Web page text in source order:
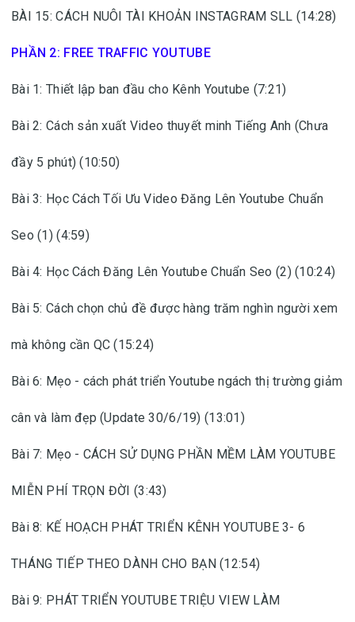
BÀI 15: CÁCH NUÔI TÀI KHOẢN INSTAGRAM SLL (14:28)
PHẦN 2: FREE TRAFFIC YOUTUBE
Bài 1: Thiết lập ban đầu cho Kênh Youtube (7:21)
Bài 2: Cách sản xuất Video thuyết minh Tiếng Anh (Chưa
đầy 5 phút) (10:50)
Bài 3: Học Cách Tối Ưu Video Đăng Lên Youtube Chuẩn
Seo (1) (4:59)
Bài 4: Học Cách Đăng Lên Youtube Chuẩn Seo (2) (10:24)
Bài 5: Cách chọn chủ đề được hàng trăm nghìn người xem
mà không cần QC (15:24)
Bài 6: Mẹo - cách phát triển Youtube ngách thị trường giảm
cân và làm đẹp (Update 30/6/19) (13:01)
Bài 7: Mẹo - CÁCH SỬ DỤNG PHẦN MỀM LÀM YOUTUBE
MIỄN PHÍ TRỌN ĐỜI (3:43)
Bài 8: KẾ HOẠCH PHÁT TRIỂN KÊNH YOUTUBE 3- 6
THÁNG TIẾP THEO DÀNH CHO BẠN (12:54)
Bài 9: PHÁT TRIỂN YOUTUBE TRIỆU VIEW LÀM